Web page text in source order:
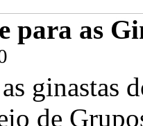
para as
ginastas
de